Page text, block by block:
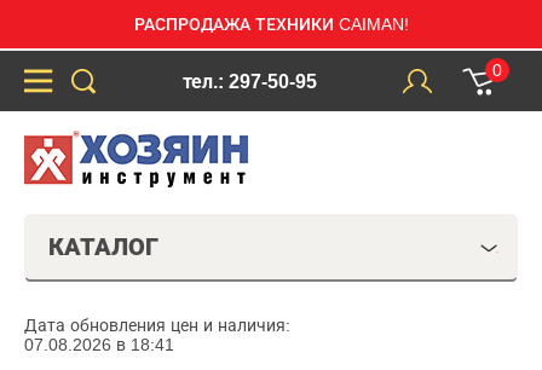
РАСПРОДАЖА ТЕХНИКИ CAIMAN!
тел.: 297-50-95
0
КАТАЛОГ
Дата обновления цен и наличия:
07.08.2026 в 18:41